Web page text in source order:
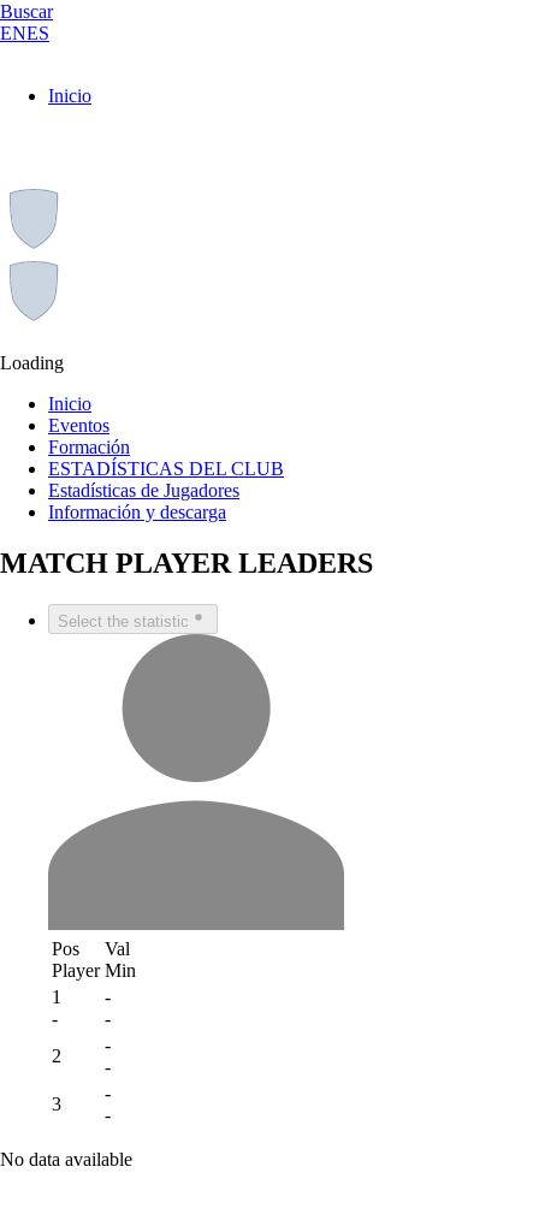
Buscar
ENES
Inicio
Loading
Inicio
Eventos
Formación
ESTADÍSTICAS DEL CLUB
Estadísticas de Jugadores
Información y descarga
MATCH PLAYER LEADERS
Select the statistic
Pos
Player
Val
Min
1
-
-
-
2
-
-
3
-
-
No data available